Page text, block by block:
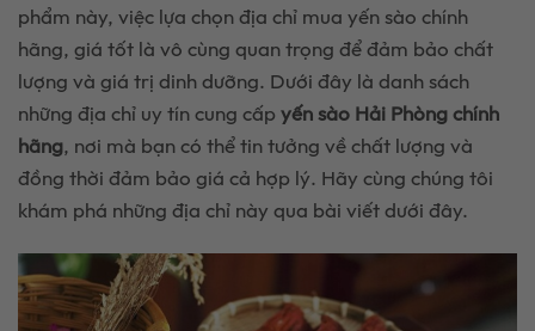
phẩm này, việc lựa chọn địa chỉ mua yến sào chính
hãng, giá tốt là vô cùng quan trọng để đảm bảo chất
lượng và giá trị dinh dưỡng. Dưới đây là danh sách
những địa chỉ uy tín cung cấp yến sào Hải Phòngchính
hãng, nơi mà bạn có thể tin tưởng về chất lượng và
đồng thời đảm bảo giá cả hợp lý. Hãy cùng chúng tôi
khám phá những địa chỉ này qua bài viết dưới đây.